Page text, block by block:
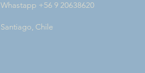
Whastapp +56 9 20638620
Santiago, Chile